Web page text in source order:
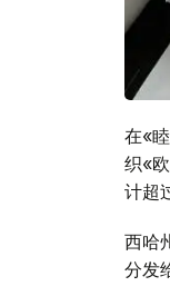
在«
织«
计超
西哈
分发